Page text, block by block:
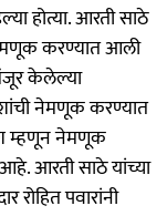
होत्या. आरती साठे
करण्यात आली
केलेल्या
नेमणूक करण्यात
म्हणून नेमणूक
आरती साठे यांच्या
पवारांनी